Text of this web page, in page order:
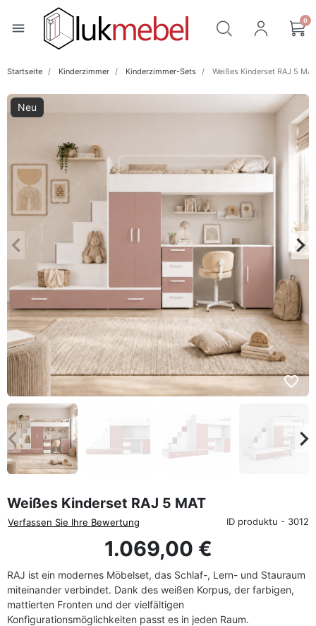
menu 0
Startseite Kinderzimmer Kinderzimmer-Sets Weißes Kinderset RAJ 5 MAT
Neu
Zurück
keyboard_arrow_left keyboard_arrow_right
favorite_border
Zurück
Weißes Kinderset RAJ 5 MAT
Verfassen Sie Ihre Bewertung ID produktu - 3012
1.069,00 €
RAJ ist ein modernes Möbelset, das Schlaf-, Lern- und Stauraum
miteinander verbindet. Dank des weißen Korpus, der farbigen,
mattierten Fronten und der vielfältigen
Konfigurationsmöglichkeiten passt es in jeden Raum.